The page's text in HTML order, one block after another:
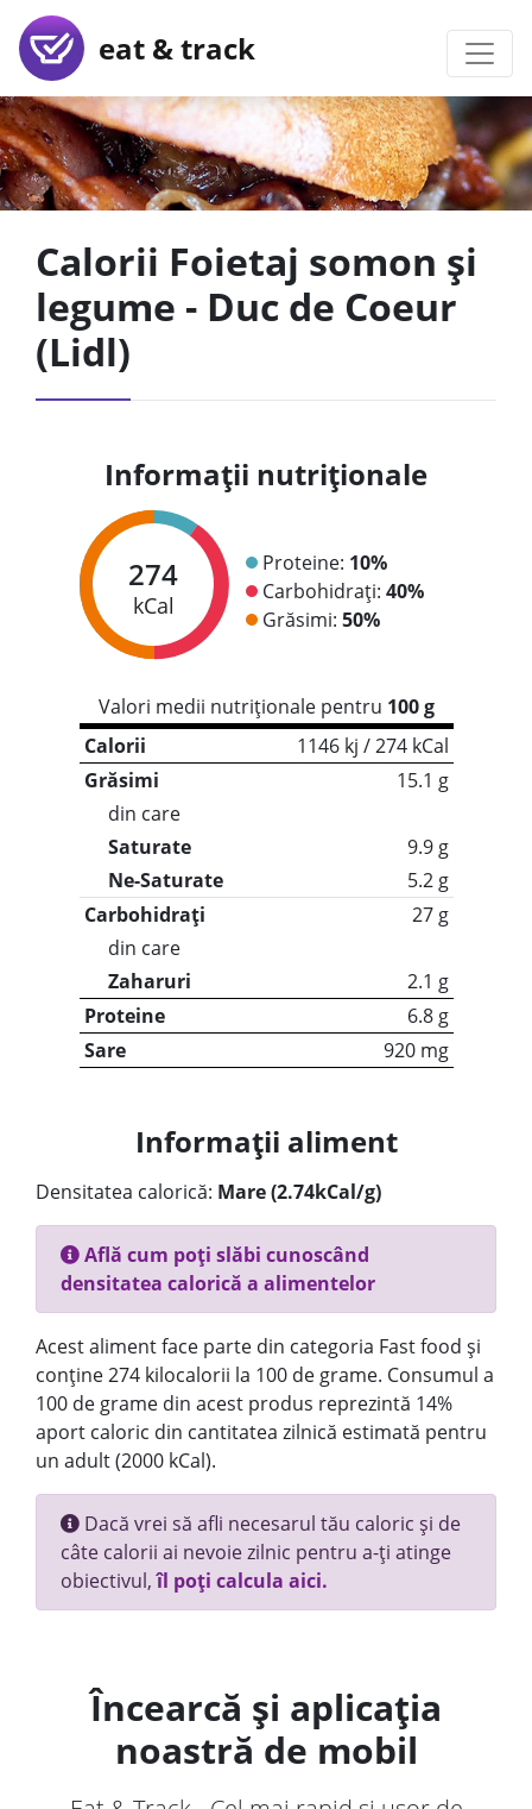
eat & track
Calorii Foietaj somon și
legume - Duc de Coeur
(Lidl)
Informații nutriționale
274
kCal
Proteine: 10%
Carbohidrați: 40%
Grăsimi: 50%
Valori medii nutriționale pentru 100 g
Calorii
1146 kj / 274 kCal
Grăsimi
15.1 g
din care
Saturate
9.9 g
Ne-Saturate
5.2 g
Carbohidrați
27 g
din care
Zaharuri
2.1 g
Proteine
6.8 g
Sare
920 mg
Informații aliment
Densitatea calorică: Mare (2.74kCal/g)
Află cum poți slăbi cunoscând
densitatea calorică a alimentelor
Acest aliment face parte din categoria Fast food și
conține 274 kilocalorii la 100 de grame. Consumul a
100 de grame din acest produs reprezintă 14%
aport caloric din cantitatea zilnică estimată pentru
un adult (2000 kCal).
Dacă vrei să afli necesarul tău caloric și de
câte calorii ai nevoie zilnic pentru a-ți atinge
obiectivul,îl poți calcula aici.
Încearcă și aplicația
noastră de mobil